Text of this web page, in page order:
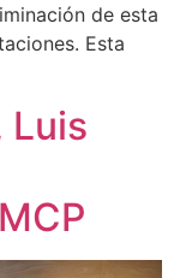
de esta
Esta
Luis